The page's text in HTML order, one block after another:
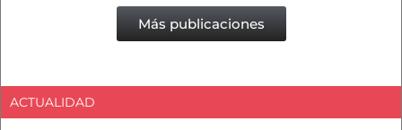
Más publicaciones
ACTUALIDAD